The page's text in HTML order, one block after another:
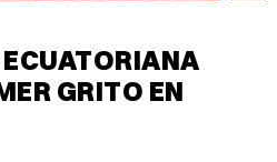
GRITO EN